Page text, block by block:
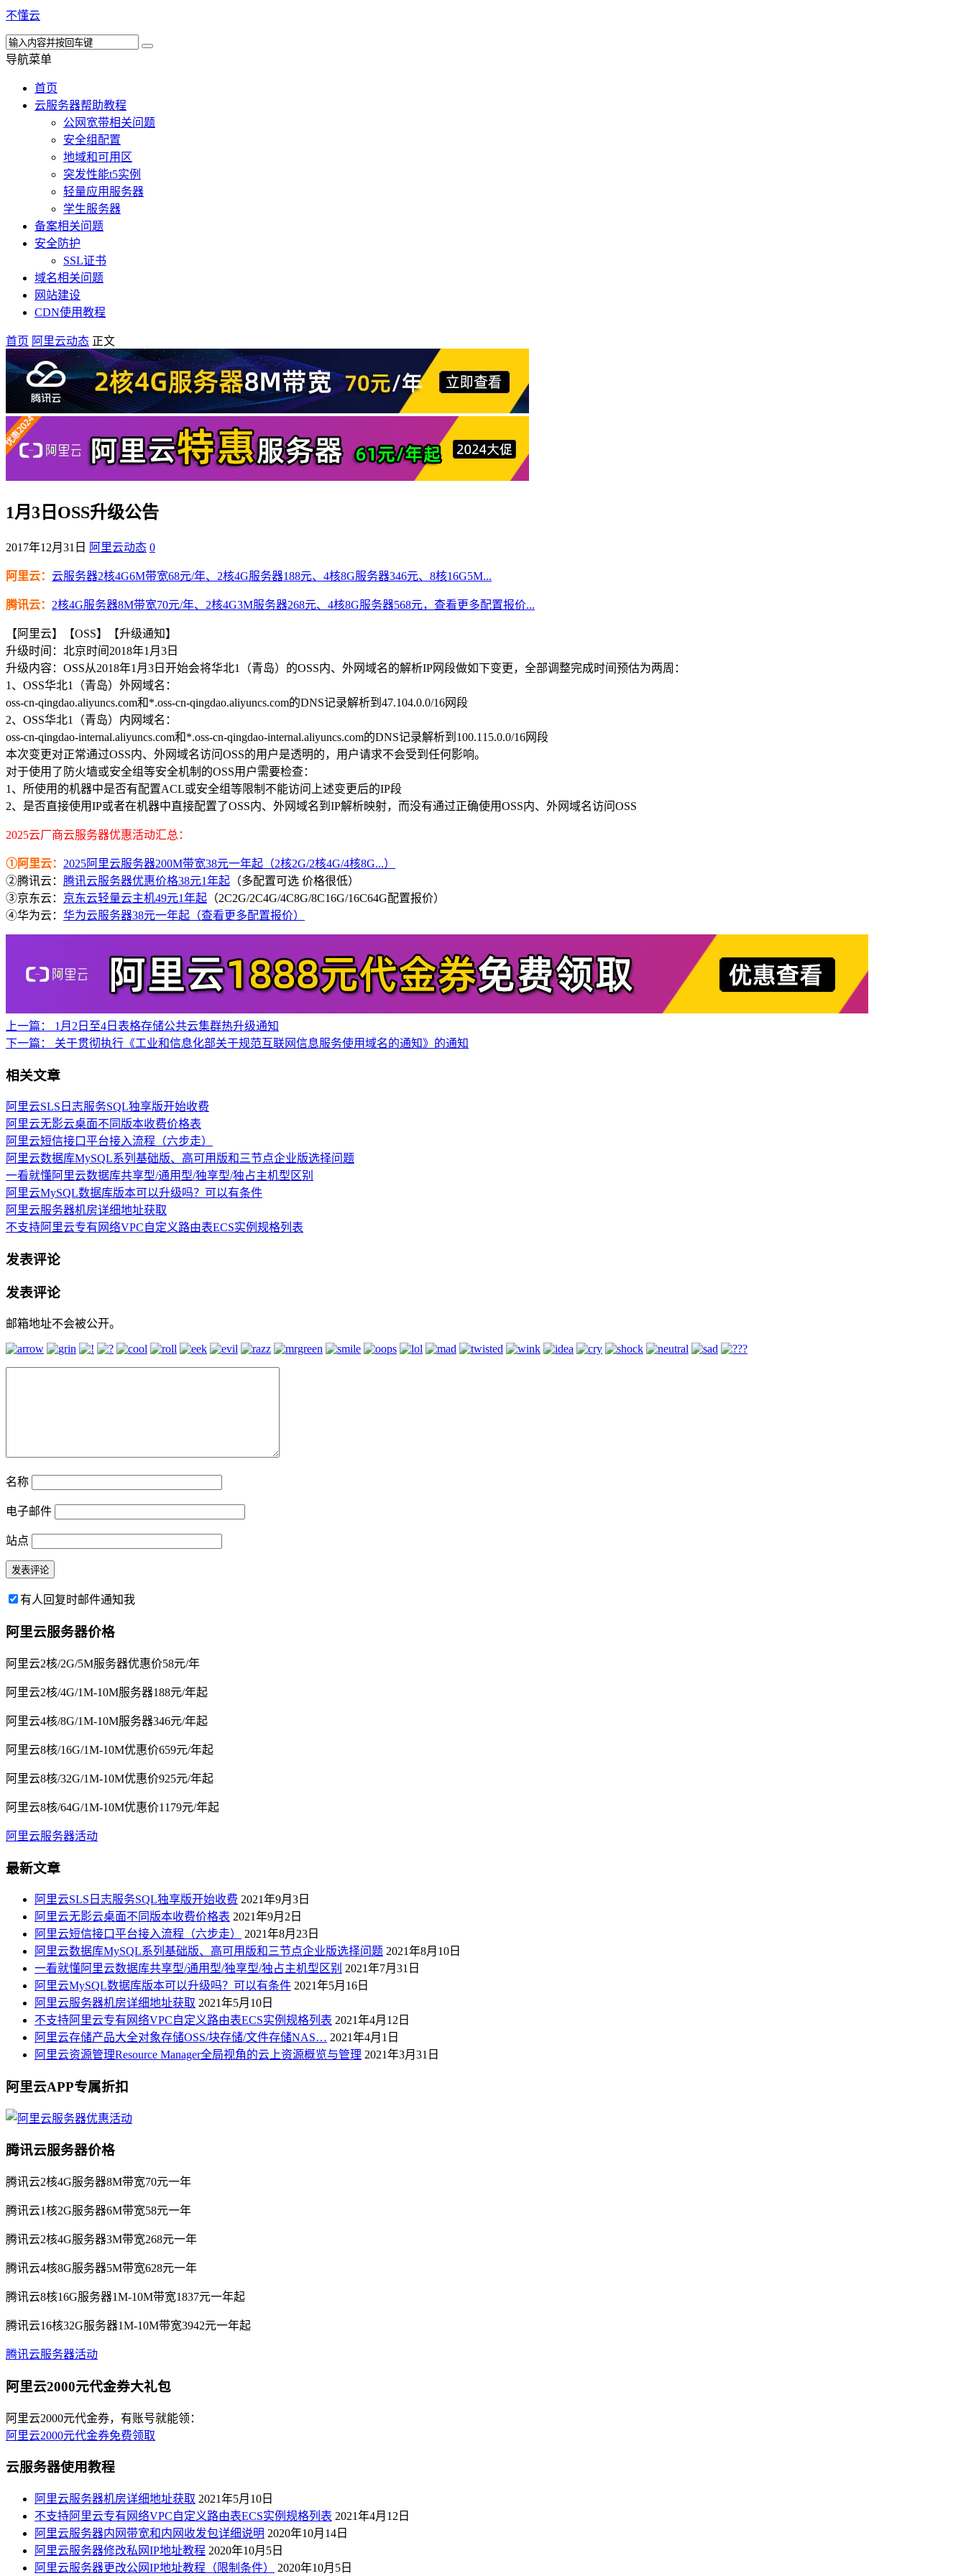
不懂云
导航菜单
首页
云服务器帮助教程
公网宽带相关问题
安全组配置
地域和可用区
突发性能t5实例
轻量应用服务器
学生服务器
备案相关问题
安全防护
SSL证书
域名相关问题
网站建设
CDN使用教程
首页 阿里云动态 正文
1月3日OSS升级公告
2017年12月31日 阿里云动态 0
阿里云： 云服务器2核4G6M带宽68元/年、2核4G服务器188元、4核8G服务器346元、8核16G5M...
腾讯云： 2核4G服务器8M带宽70元/年、2核4G3M服务器268元、4核8G服务器568元，查看更多配置报价...
【阿里云】【OSS】【升级通知】
升级时间：北京时间2018年1月3日
升级内容：OSS从2018年1月3日开始会将华北1（青岛）的OSS内、外网域名的解析IP网段做如下变更，全部调整完成时间预估为两周：
1、OSS华北1（青岛）外网域名：
oss-cn-qingdao.aliyuncs.com和*.oss-cn-qingdao.aliyuncs.com的DNS记录解析到47.104.0.0/16网段
2、OSS华北1（青岛）内网域名：
oss-cn-qingdao-internal.aliyuncs.com和*.oss-cn-qingdao-internal.aliyuncs.com的DNS记录解析到100.115.0.0/16网段
本次变更对正常通过OSS内、外网域名访问OSS的用户是透明的，用户请求不会受到任何影响。
对于使用了防火墙或安全组等安全机制的OSS用户需要检查：
1、所使用的机器中是否有配置ACL或安全组等限制不能访问上述变更后的IP段
2、是否直接使用IP或者在机器中直接配置了OSS内、外网域名到IP解析映射，而没有通过正确使用OSS内、外网域名访问OSS
2025云厂商云服务器优惠活动汇总：
①阿里云： 2025阿里云服务器200M带宽38元一年起（2核2G/2核4G/4核8G...）
②腾讯云： 腾讯云服务器优惠价格38元1年起 （多配置可选 价格很低）
③京东云： 京东云轻量云主机49元1年起 （2C2G/2C4G/4C8G/8C16G/16C64G配置报价）
④华为云： 华为云服务器38元一年起（查看更多配置报价）
上一篇：
1月2日至4日表格存储公共云集群热升级通知
下一篇：
关于贯彻执行《工业和信息化部关于规范互联网信息服务使用域名的通知》的通知
相关文章
阿里云SLS日志服务SQL独享版开始收费
阿里云无影云桌面不同版本收费价格表
阿里云短信接口平台接入流程（六步走）
阿里云数据库MySQL系列基础版、高可用版和三节点企业版选择问题
一看就懂阿里云数据库共享型/通用型/独享型/独占主机型区别
阿里云MySQL数据库版本可以升级吗？可以有条件
阿里云服务器机房详细地址获取
不支持阿里云专有网络VPC自定义路由表ECS实例规格列表
发表评论
发表评论
邮箱地址不会被公开。
名称
电子邮件
站点
有人回复时邮件通知我
阿里云服务器价格
阿里云2核/2G/5M服务器优惠价58元/年
阿里云2核/4G/1M-10M服务器188元/年起
阿里云4核/8G/1M-10M服务器346元/年起
阿里云8核/16G/1M-10M优惠价659元/年起
阿里云8核/32G/1M-10M优惠价925元/年起
阿里云8核/64G/1M-10M优惠价1179元/年起
阿里云服务器活动
最新文章
阿里云SLS日志服务SQL独享版开始收费 2021年9月3日
阿里云无影云桌面不同版本收费价格表 2021年9月2日
阿里云短信接口平台接入流程（六步走）
2021年8月23日
阿里云数据库MySQL系列基础版、高可用版和三节点企业版选择问题 2021年8月10日
一看就懂阿里云数据库共享型/通用型/独享型/独占主机型区别 2021年7月31日
阿里云MySQL数据库版本可以升级吗？可以有条件 2021年5月16日
阿里云服务器机房详细地址获取 2021年5月10日
不支持阿里云专有网络VPC自定义路由表ECS实例规格列表 2021年4月12日
阿里云存储产品大全对象存储OSS/块存储/文件存储NAS… 2021年4月1日
阿里云资源管理Resource Manager全局视角的云上资源概览与管理 2021年3月31日
阿里云APP专属折扣
腾讯云服务器价格
腾讯云2核4G服务器8M带宽70元一年
腾讯云1核2G服务器6M带宽58元一年
腾讯云2核4G服务器3M带宽268元一年
腾讯云4核8G服务器5M带宽628元一年
腾讯云8核16G服务器1M-10M带宽1837元一年起
腾讯云16核32G服务器1M-10M带宽3942元一年起
腾讯云服务器活动
阿里云2000元代金券大礼包
阿里云2000元代金券，有账号就能领：
阿里云2000元代金券免费领取
云服务器使用教程
阿里云服务器机房详细地址获取 2021年5月10日
不支持阿里云专有网络VPC自定义路由表ECS实例规格列表 2021年4月12日
阿里云服务器内网带宽和内网收发包详细说明 2020年10月14日
阿里云服务器修改私网IP地址教程 2020年10月5日
阿里云服务器更改公网IP地址教程（限制条件）
2020年10月5日